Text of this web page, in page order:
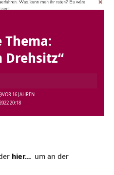
Thema:
Drehsitz“
20:18
VOR 16 JAHREN
hier… um an der